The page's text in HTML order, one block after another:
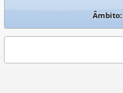
Âmbito: